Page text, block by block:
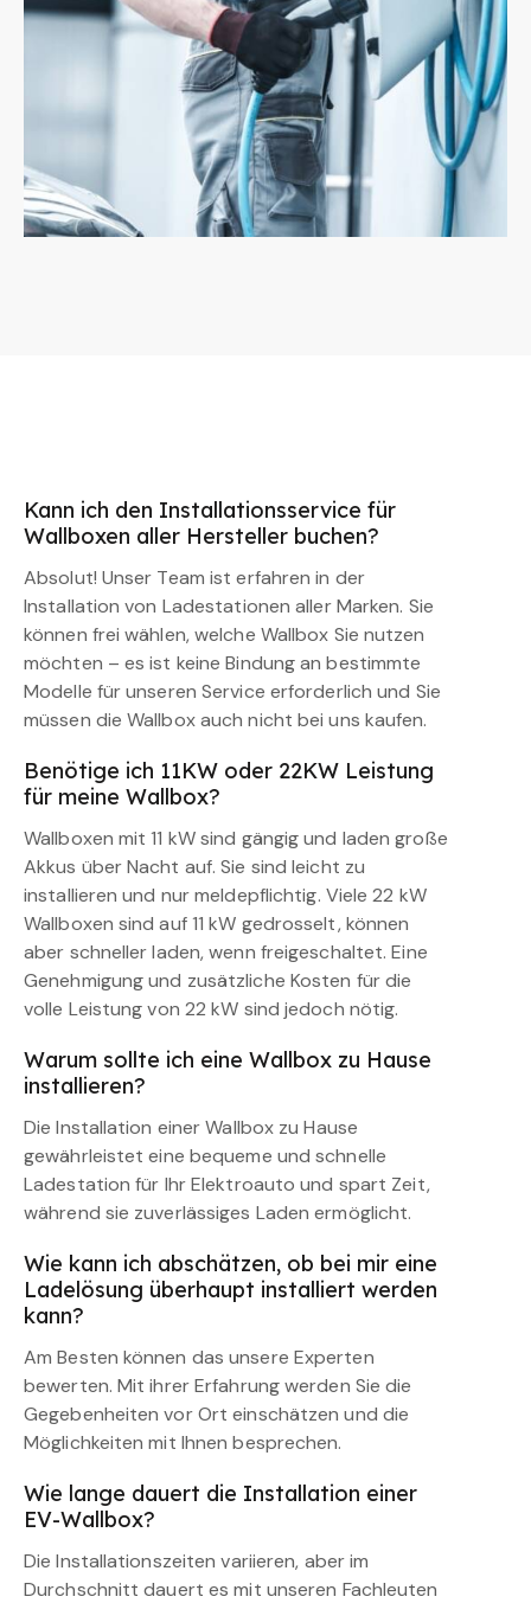
Kann ich den Installationsservice für
Wallboxen aller Hersteller buchen?
Absolut! Unser Team ist erfahren in der
Installation von Ladestationen aller Marken. Sie
können frei wählen, welche Wallbox Sie nutzen
möchten – es ist keine Bindung an bestimmte
Modelle für unseren Service erforderlich und Sie
müssen die Wallbox auch nicht bei uns kaufen.
Benötige ich 11KW oder 22KW Leistung
für meine Wallbox?
Wallboxen mit 11 kW sind gängig und laden große
Akkus über Nacht auf. Sie sind leicht zu
installieren und nur meldepflichtig. Viele 22 kW
Wallboxen sind auf 11 kW gedrosselt, können
aber schneller laden, wenn freigeschaltet. Eine
Genehmigung und zusätzliche Kosten für die
volle Leistung von 22 kW sind jedoch nötig.
Warum sollte ich eine Wallbox zu Hause
installieren?
Die Installation einer Wallbox zu Hause
gewährleistet eine bequeme und schnelle
Ladestation für Ihr Elektroauto und spart Zeit,
während sie zuverlässiges Laden ermöglicht.
Wie kann ich abschätzen, ob bei mir eine
Ladelösung überhaupt installiert werden
kann?
Am Besten können das unsere Experten
bewerten. Mit ihrer Erfahrung werden Sie die
Gegebenheiten vor Ort einschätzen und die
Möglichkeiten mit Ihnen besprechen.
Wie lange dauert die Installation einer
EV-Wallbox?
Die Installationszeiten variieren, aber im
Durchschnitt dauert es mit unseren Fachleuten